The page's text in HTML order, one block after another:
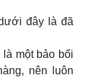
đây là đã
một bảo bối
nên luôn